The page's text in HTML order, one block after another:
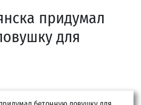
придумал
для